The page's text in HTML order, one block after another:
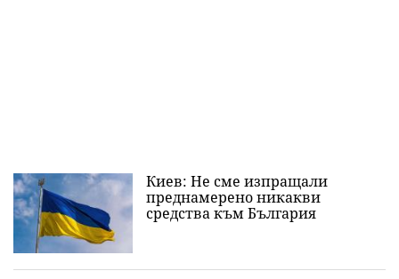
Киев: Не сме изпращали
преднамерено никакви
средства към България